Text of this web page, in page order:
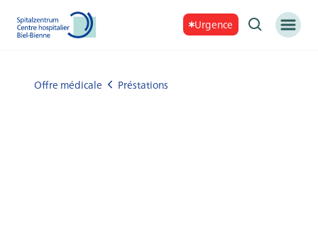
Urgence
Offre médicale Préstations